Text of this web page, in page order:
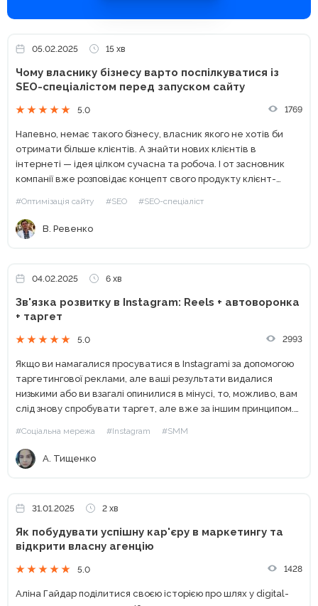
05.02.2025 15 хв
Чому власнику бізнесу варто поспілкуватися із
SEO-спеціалістом перед запуском сайту
5.0 1769
Напевно, немає такого бізнесу, власник якого не хотів би
отримати більше клієнтів. А знайти нових клієнтів в
інтернеті — ідея цілком сучасна та робоча. І от засновник
компанії вже розповідає концепт свого продукту клієнт-
#Оптимізація сайту #SEO #SEO-спеціаліст
В. Ревенко
04.02.2025 6 хв
Зв'язка розвитку в Instagram: Reels + автоворонка
+ таргет
5.0 2993
Якщо ви намагалися просуватися в Instagramі за допомогою
таргетингової реклами, але ваші результати видалися
низькими або ви взагалі опинилися в мінусі, то, можливо, вам
слід знову спробувати таргет, але вже за іншим принципом.
#Соціальна мережа #Instagram #SMM
А. Тищенко
31.01.2025 2 хв
Як побудувати успішну кар'єру в маркетингу та
відкрити власну агенцію
5.0 1428
Аліна Гайдар поділитися своєю історією про шлях у digital-